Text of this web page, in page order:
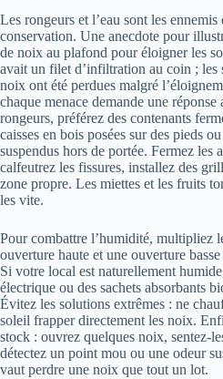
Les rongeurs et l’eau sont les ennemis
conservation. Une anecdote pour
de noix au plafond pour éloigner les
avait un filet d’infiltration au coin ; les
noix ont été perdues malgré
chaque menace demande une
rongeurs, préférez des contenants
caisses en bois posées sur des pieds
suspendus hors de portée. Fermez les
calfeutrez les fissures, installez des
zone propre. Les miettes et les fruits
les vite.
Pour combattre l’humidité, multipliez
ouverture haute et une ouverture
Si votre local est naturellement
électrique ou des sachets absorbants
Évitez les solutions extrêmes : ne
soleil frapper directement les noix.
stock : ouvrez quelques noix, sentez-
détectez un point mou ou une odeur
vaut perdre une noix que tout un lot.